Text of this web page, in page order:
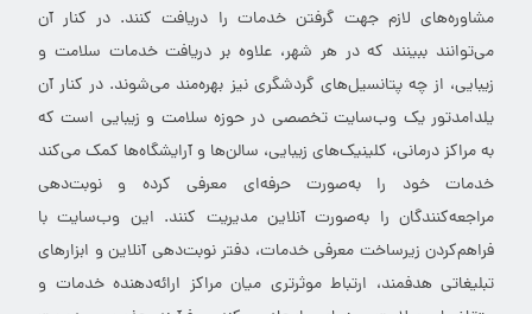
مشاوره‌های لازم جهت گرفتن خدمات را دریافت کنند. در کنار آن
می‌توانند ببینند که در هر شهر، علاوه بر دریافت خدمات سلامت و
زیبایی، از چه پتانسیل‌های گردشگری نیز بهره‌مند می‌شوند. در کنار آن
یلدامدتور یک وب‌سایت تخصصی در حوزه سلامت و زیبایی است که
به مراکز درمانی، کلینیک‌های زیبایی، سالن‌ها و آرایشگاه‌ها کمک می‌کند
خدمات خود را به‌صورت حرفه‌ای معرفی کرده و نوبت‌دهی
مراجعه‌کنندگان را به‌صورت آنلاین مدیریت کنند. این وب‌سایت با
فراهم‌کردن زیرساخت معرفی خدمات، دفتر نوبت‌دهی آنلاین و ابزارهای
تبلیغاتی هدفمند، ارتباط موثرتری میان مراکز ارائه‌دهنده خدمات و